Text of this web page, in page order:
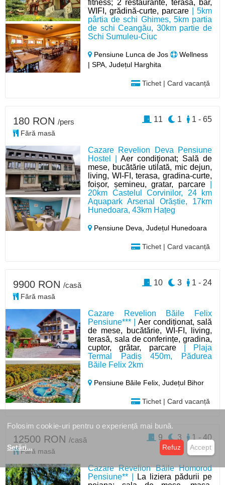
fitness; 2 restaurante, terasă, bar,
WIFI, grădină-curte, parcare | 5km
pârtia de schi Ghimes, 5km partia
de schi Ceangău, 30km partie de
Schi Sumuleu-Ciuc
Pensiune Lunca de Jos
Wellness
| SPA, Județul Harghita
Tichet | Card vacanță
Cazare Revelion Deva Pensiune
Hostel |Aer condiţionat; Sală de
mese, bucătărie utilată, mic dejun,
living, WI-FI, terasa, gradina-curte,
foișor, șemineu, gratar, parcare|
20km Castelul Corvinilor, 24 km
Aquapark Arsenal Orăștie, 17km
Hunedoara, 43km Hațeg
Pensiune Deva,Județul Hunedoara
Tichet | Card vacanță
180 RON /pers
Fără masă
1 - 65
1
11
Cazare Revelion Băile Felix
Pensiune*** | Aer condiționat, sală
de mese, bucătărie, WI-FI, living,
terasă, sala de conferințe, gradina,
cuptor, grătar, parcare| Plaja
Termal Padiș 450m, Pădurea
Băile Felix 2km
Pensiune Băile Felix,Județul Bihor
Tichet | Card vacanță
9900 RON /casă
Fără masă
1 - 24
3
10
Cazare Revelion Băile Homorod
Pensiune** |
La liziera pădurii pe
12500 RON /casă
Fără masă
1 - 40
3
9
Folosim cookie-uri pentru o experiență mai bună.
Setări... Refuz Accept